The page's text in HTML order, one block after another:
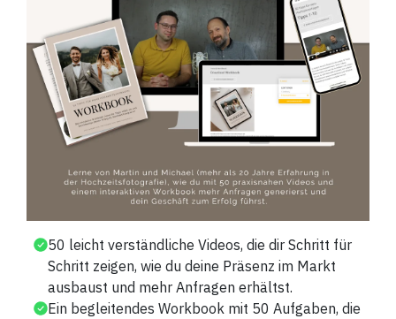
50 leicht verständliche Videos, die dir Schritt für
Schritt zeigen, wie du deine Präsenz im Markt
ausbaust und mehr Anfragen erhältst.
Ein begleitendes Workbook mit 50 Aufgaben, die